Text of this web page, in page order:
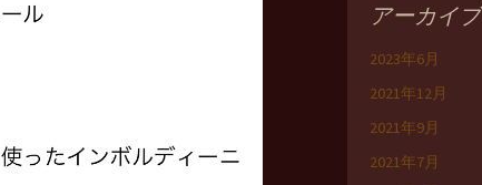
アーカイブ
2023年6月
2021年12月
2021年9月
2021年7月